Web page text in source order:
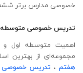
خصوصی مدارس برتر
تدریس خصوصی متوسطه
اهمیت متوسطه اول و
مجموعه‌ای از بهترین
هفتم، تدریس